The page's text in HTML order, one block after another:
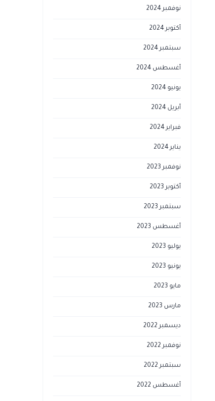
نوفمبر 2024
أكتوبر 2024
سبتمبر 2024
أغسطس 2024
يونيو 2024
أبريل 2024
فبراير 2024
يناير 2024
نوفمبر 2023
أكتوبر 2023
سبتمبر 2023
أغسطس 2023
يوليو 2023
يونيو 2023
مايو 2023
مارس 2023
ديسمبر 2022
نوفمبر 2022
سبتمبر 2022
أغسطس 2022